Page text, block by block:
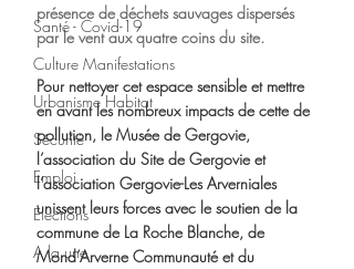
Santé - Covid-19
Culture Manifestations
Urbanisme Habitat
Sécurité
Emploi
Élections
A la une
présence de déchets sauvages dispersés
par le vent aux quatre coins du site.
Pour nettoyer cet espace sensible et mettre
en avant les nombreux impacts de cette de
pollution, le Musée de Gergovie,
l’association du Site de Gergovie et
l’association Gergovie-Les Arverniales
unissent leurs forces avec le soutien de la
commune de La Roche Blanche, de
Mond’Arverne Communauté et du